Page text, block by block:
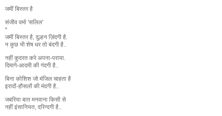
जमीं बिस्तर है
संजीव वर्मा 'सलिल'
*
जमीं बिस्तर है, दुल्हन ज़िंदगी है.
न कुछ भी शेष धर तो बंदगी है..
नहीं कुदरत करे अपना-पराया.
दिमागे-आदमी की गंदगी है..
बिना कोशिश जो मंजिल चाहता है
इरादों-हौसलों की मंदगी है..
जबरिया बात मनवाना किसी से
नहीं इंसानियत, दरिन्दगी है..